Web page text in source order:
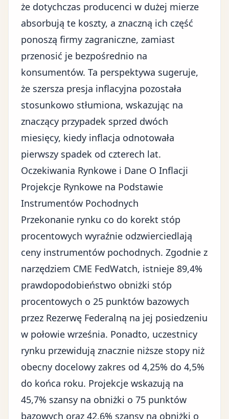
że dotychczas producenci w dużej mierze
absorbują te koszty, a znaczną ich część
ponoszą firmy zagraniczne, zamiast
przenosić je bezpośrednio na
konsumentów. Ta perspektywa sugeruje,
że szersza presja inflacyjna pozostała
stosunkowo stłumiona, wskazując na
znaczący przypadek sprzed dwóch
miesięcy, kiedy inflacja odnotowała
pierwszy spadek od czterech lat.
Oczekiwania Rynkowe i Dane O Inflacji
Projekcje Rynkowe na Podstawie
Instrumentów Pochodnych
Przekonanie rynku co do korekt stóp
procentowych wyraźnie odzwierciedlają
ceny instrumentów pochodnych. Zgodnie z
narzędziem CME FedWatch, istnieje 89,4%
prawdopodobieństwo obniżki stóp
procentowych o 25 punktów bazowych
przez Rezerwę Federalną na jej posiedzeniu
w połowie września. Ponadto, uczestnicy
rynku przewidują znacznie niższe stopy niż
obecny docelowy zakres od 4,25% do 4,5%
do końca roku. Projekcje wskazują na
45,7% szansy na obniżki o 75 punktów
bazowych oraz 42,6% szansy na obniżki o